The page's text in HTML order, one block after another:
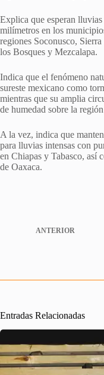
Explica que esperan
milímetros en los
regiones Soconusco,
los Bosques y Mezcalapa.
Indica que el fenómeno
sureste mexicano como
mientras que su amplia
de humedad sobre la
A la vez, indica que
para lluvias intensas con
en Chiapas y Tabasco, así
de Oaxaca.
ANTERIOR
Entradas Relacionadas